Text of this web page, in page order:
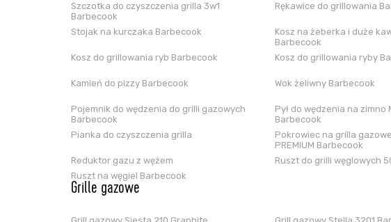
Szczotka do czyszczenia grilla 3w1
Barbecook
Rękawice do grillowania
Stojak na kurczaka Barbecook
Kosz na żeberka i duże
Barbecook
Kosz do grillowania ryb Barbecook Kosz do grillowania ryby
Kamień do pizzy Barbecook Wok żeliwny Barbecook
Pojemnik do wędzenia do grilli gazowych
Barbecook
Pył do wędzenia na zimno
Barbecook
Pianka do czyszczenia grilla
Pokrowiec na grilla
PREMIUM Barbecook
Reduktor gazu z wężem
Ruszt do grilli węglowych
Ruszt na węgiel Barbecook
Grille gazowe